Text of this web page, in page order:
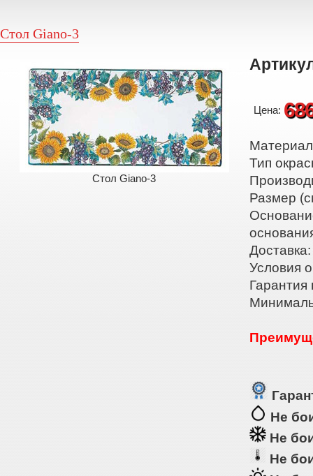
Стол Giano-3
Стол Giano-3
Цена:
Тип
Размер
Условия
Гарантия
Не
Не
Не